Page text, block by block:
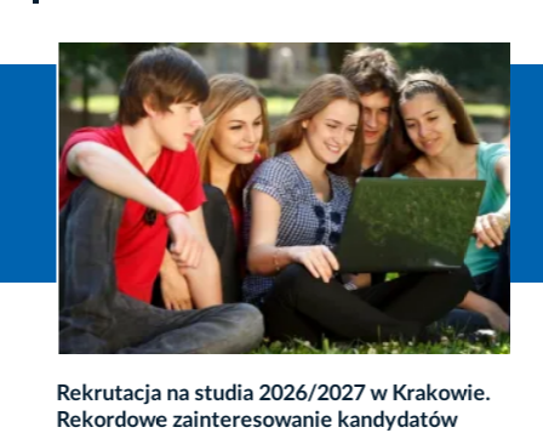
Rekrutacja na studia 2026/2027 w Krakowie.
Rekordowe zainteresowanie kandydatów